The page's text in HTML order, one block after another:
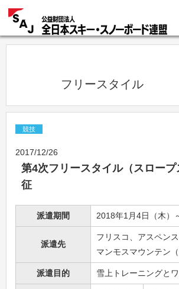
            フリースタイル
競技
2017/12/26
第4次フリースタイル（スロー
征
派遣期間 2018年1月4日（木）
派遣先
フリスコ、アスペンス
マンモスマウンテン（
派遣目的 雪上トレーニングと